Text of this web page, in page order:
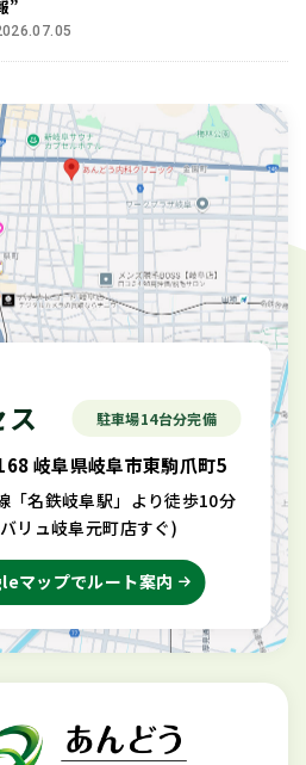
”
ス 駐車場14台分完備
岐阜県岐阜市東駒爪町5
「名鉄岐阜駅」より徒歩10分
リュ岐阜元町店すぐ)
マップでルート案内